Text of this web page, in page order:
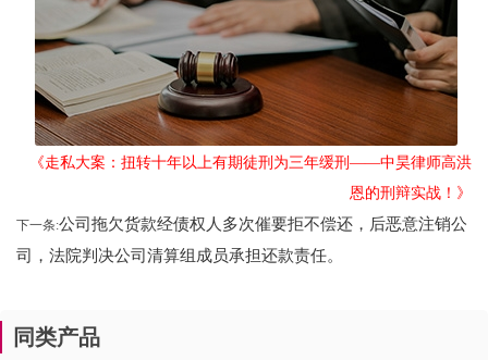
《走私大案：扭转十年以上有期徒刑为三年缓刑——中昊律师高洪
恩的刑辩实战！》
下一条:公司拖欠货款经债权人多次催要拒不偿还，后恶意注销公
司，法院判决公司清算组成员承担还款责任。
同类产品